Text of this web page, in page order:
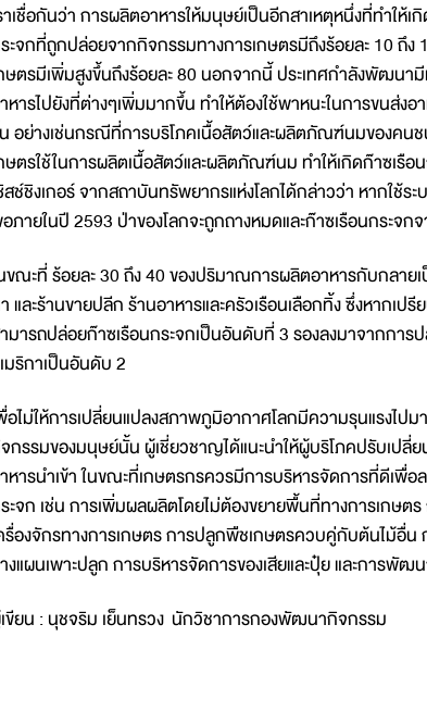
าเชื่อกันว่า การผลิตอาหารให้มนุษย์เป็นอีกสาเหตุหนึ่งที่ทำให้
ะจกที่ถูกปล่อยจากกิจกรรมทางการเกษตรมีถึงร้อยละ 10 ถึ
ษตรมีเพิ่มสูงขึ้นถึงร้อยละ 80 นอกจากนี้ ประเทศกำลังพัฒนา
หารไปยังที่ต่างๆเพิ่มมากขึ้น ทำให้ต้องใช้พาหนะในการขนส่ง
อย่างเช่นกรณีที่การบริโภคเนื้อสัตว์และผลิตภัณฑ์นมของคน
ษตรใช้ในการผลิตเนื้อสัตว์และผลิตภัณฑ์นม ทำให้เกิดก๊าซเรื
สช์ชิงเกอร์ จากสถาบันทรัพยากรแห่งโลกได้กล่าวว่า หากใช้
ภายในปี 2593 ป่าของโลกจะถูกถางหมดและก๊าซเรือนกระจ
ขณะที่ ร้อยละ 30 ถึง 40 ของปริมาณการผลิตอาหารกับกลาย
และร้านขายปลีก ร้านอาหารและครัวเรือนเลือกทิ้ง ซึ่งหาก
มารถปล่อยก๊าซเรือนกระจกเป็นอันดับที่ 3 รองลงมาจากการ
มริกาเป็นอันดับ 2
อไม่ให้การเปลี่ยนแปลงสภาพภูมิอากาศโลกมีความรุนแรงไ
กรรมของมนุษย์นั้น ผู้เชี่ยวชาญได้แนะนำให้ผู้บริโภคปรับเปลี่
หารนำเข้า ในขณะที่เกษตรกรควรมีการบริหารจัดการที่ดีเพื่
ะจก เช่น การเพิ่มผลผลิตโดยไม่ต้องขยายพื้นที่ทางการเกษต
รื่องจักรทางการเกษตร การปลูกพืชเกษตรควบคู่กับต้นไม้อื่
งแผนเพาะปลูก การบริหารจัดการของเสียและปุ๋ย และการ
ขียน : นุชจริม เย็นทรวง นักวิชาการกองพัฒนากิจกรรม